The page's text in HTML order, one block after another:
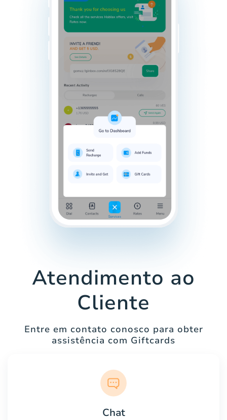
Atendimento ao
Cliente
Entre em contato conosco para obter
assistência com Giftcards
Chat